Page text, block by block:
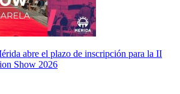
abre el plazo de inscripción para la II
Show 2026